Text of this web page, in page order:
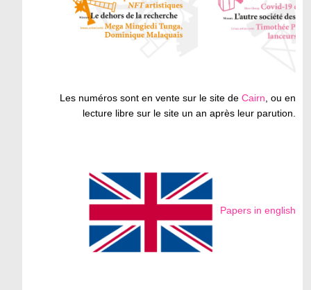
Les numéros sont en vente sur le site deCairn, ou en
lecture libre sur le site un an après leur parution.
Papers in english